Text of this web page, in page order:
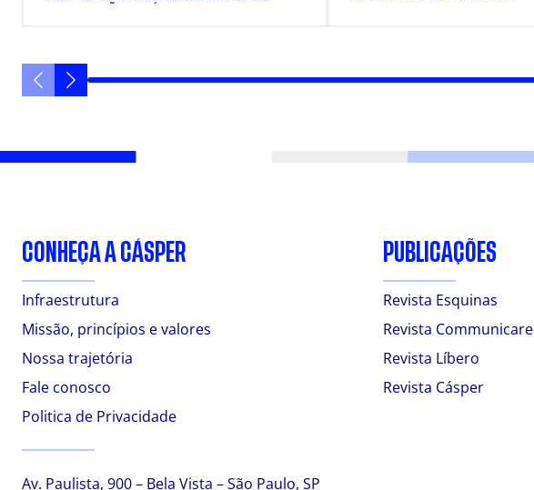
CONHEÇA A CÁSPER
Infraestrutura
Missão, princípios e valores
Nossa trajetória
Fale conosco
Politica de Privacidade
Av. Paulista, 900 – Bela Vista – São Paulo, SP
PUBLICAÇÕES
Revista Esquinas
Revista Communicare
Revista Líbero
Revista Cásper